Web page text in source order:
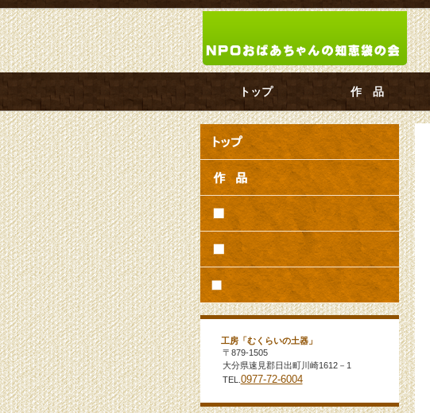
トップ 作 品
工房「むくらいの土器」
〒879-1505
大分県速見郡日出町川崎1612－1
TEL. 0977-72-6004